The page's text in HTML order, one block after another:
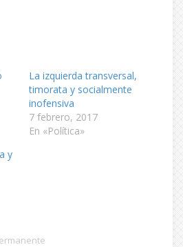
La izquierda transversal,
timorata y socialmente
inofensiva
7 febrero, 2017
En «Política»
y